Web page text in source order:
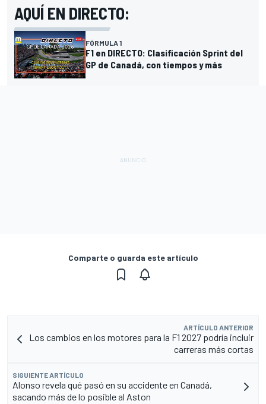
AQUÍ EN DIRECTO:
FÓRMULA 1
F1 en DIRECTO: Clasificación Sprint del
GP de Canadá, con tiempos y más
Comparte o guarda este artículo
ARTÍCULO ANTERIOR
Los cambios en los motores para la F1 2027 podría incluir
carreras más cortas
SIGUIENTE ARTÍCULO
Alonso revela qué pasó en su accidente en Canadá,
sacando más de lo posible al Aston